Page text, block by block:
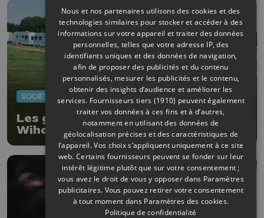
SOCIÉTÉ 20/07/2026
Les gens du voyage ont quitté
Wihogne
Nous et nos partenaires utilisons des cookies et des
technologies similaires pour stocker et accéder à des
informations sur votre appareil et traiter des données
personnelles, telles que votre adresse IP, des
identifiants uniques et des données de navigation,
afin de proposer des publicités et du contenu
personnalisés, mesurer les publicités et le contenu,
obtenir des insights d’audience et améliorer les
services. Fournisseurs tiers (1910) peuvent également
traiter vos données à ces fins et à d’autres,
notamment en utilisant des données de
géolocalisation précises et des caractéristiques de
l’appareil. Vos choix s’appliquent uniquement à ce site
web. Certains fournisseurs peuvent se fonder sur leur
intérêt légitime plutôt que sur votre consentement ;
vous avez le droit de vous y opposer dans Paramètres
publicitaires. Vous pouvez retirer votre consentement
à tout moment dans Paramètres des cookies.
Politique de confidentialité